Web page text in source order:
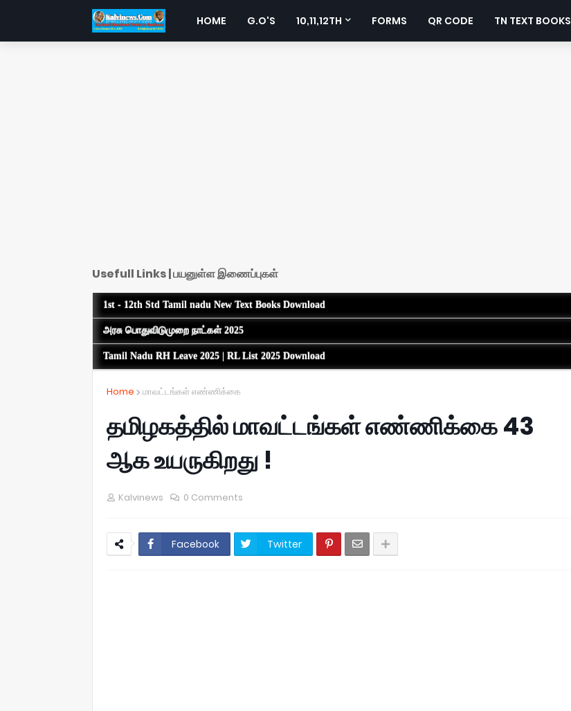
HOME G.O'S 10,11,12TH FORMS QR CODE TN TEXT BOOKS
Usefull Links | பயனுள்ள இணைப்புகள்
1st - 12th Std Tamil nadu New Text Books Download
அரசு பொதுவிடுமுறை நாட்கள் 2025
Tamil Nadu RH Leave 2025 | RL List 2025 Download
Home மாவட்டங்கள் எண்ணிக்கை
தமிழகத்தில் மாவட்டங்கள் எண்ணிக்கை 43
ஆக உயருகிறது !
Kalvinews 0 Comments
Facebook Twitter